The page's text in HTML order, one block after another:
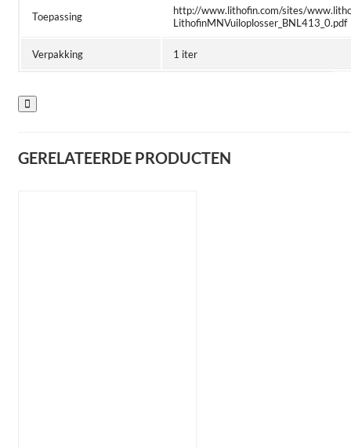
Toepassing
http://www.lithofin.com/sites/
LithofinMNVuiloplosser_BNL413_0.pdf
Verpakking 1 iter
GERELATEERDE PRODUCTEN